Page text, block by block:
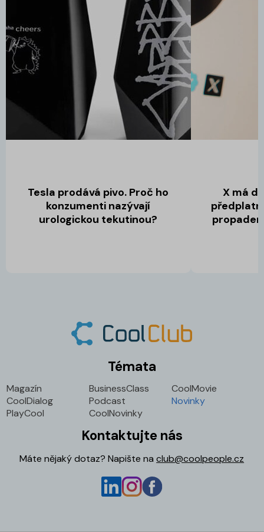
Tesla prodává pivo. Proč ho
konzumenti nazývají
urologickou tekutinou?
X má
Témata
Magazín BusinessClass
CoolMovie
CoolDialog
Podcast
Novinky
PlayCool
CoolNovinky
Kontaktujte nás
Máte nějaký dotaz? Napište naclub@coolpeople.cz